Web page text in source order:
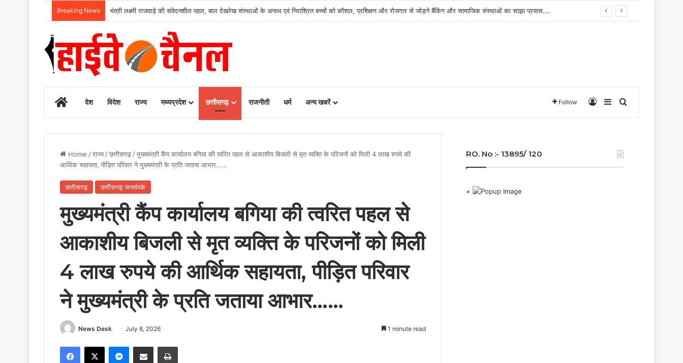
Breaking News मंत्री लक्ष्मी राजवाड़े की संवेदनशील पहल, बाल देखरेख संस्थाओं के अनाथ एवं निराश्रित बच्चों को कौशल, प्रशिक्षण और रोजगार से जोड़ने बैंकिंग और सामाजिक संस्थाओं का साझा प्रयास….
Homeदेश विदेश राज्य मध्यप्रदेश छत्तीसगढ़ राजनीती धर्म अन्य खबरें Follow Log InSidebar
Home /राज्य /छत्तीसगढ़ /मुख्यमंत्री कैंप कार्यालय बगिया की त्वरित पहल से आकाशीय बिजली से मृत व्यक्ति के परिजनों को मिली 4 लाख रुपये की
आर्थिक सहायता, पीड़ित परिवार ने मुख्यमंत्री के प्रति जताया आभार……
छत्तीसगढ़ छत्तीसगढ़ जनसंपर्क
मुख्यमंत्री कैंप कार्यालय बगिया की त्वरित पहल से
आकाशीय बिजली से मृत व्यक्ति के परिजनों को मिली
4 लाख रुपये की आर्थिक सहायता, पीड़ित परिवार
ने मुख्यमंत्री के प्रति जताया आभार……
News Desk July 8, 2026 1 minute read
Facebook
X Messenger
Share via Email Print
RO. No :- 13895/ 120
×